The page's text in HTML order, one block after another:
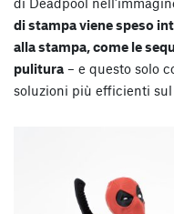
di stampa viene speso
alla stampa, come le
pulitura – e questo solo
soluzioni più efficienti sul